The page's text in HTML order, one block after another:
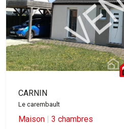
CARNIN
Le carembault
Maison | 3 chambres